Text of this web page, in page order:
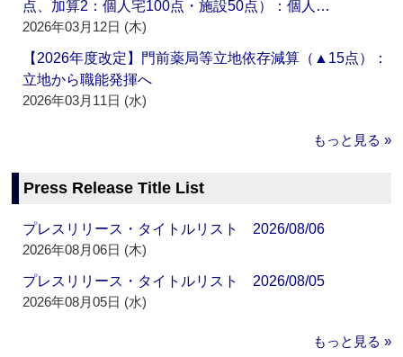
点、加算2：個人宅100点・施設50点）：個人…
2026年03月12日 (木)
【2026年度改定】門前薬局等立地依存減算（▲15点）：
立地から職能発揮へ
2026年03月11日 (水)
もっと見る »
Press Release Title List
プレスリリース・タイトルリスト 2026/08/06
2026年08月06日 (木)
プレスリリース・タイトルリスト 2026/08/05
2026年08月05日 (水)
もっと見る »